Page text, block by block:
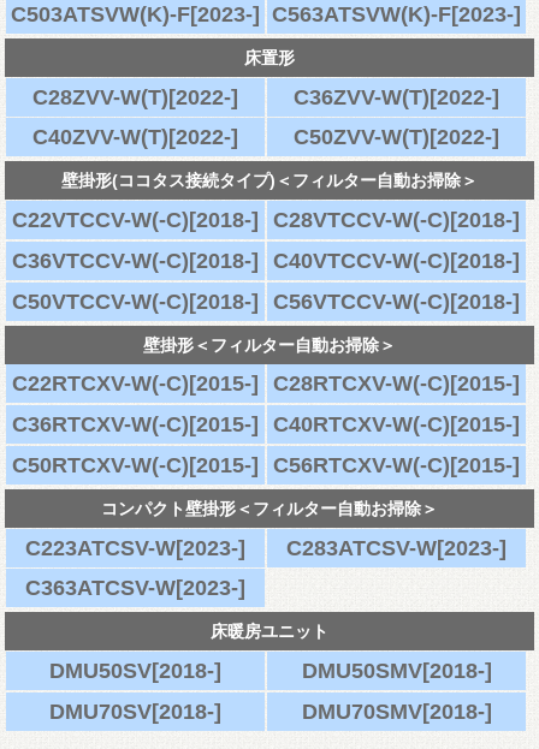
C503ATSVW(K)-F[2023-] C563ATSVW(K)-F[2023-]
床置形
C28ZVV-W(T)[2022-]
C36ZVV-W(T)[2022-]
C40ZVV-W(T)[2022-]
C50ZVV-W(T)[2022-]
壁掛形(ココタス接続タイプ)＜フィルター自動お掃除＞
C22VTCCV-W(-C)[2018-]
C28VTCCV-W(-C)[2018-]
C36VTCCV-W(-C)[2018-]
C40VTCCV-W(-C)[2018-]
C50VTCCV-W(-C)[2018-]
C56VTCCV-W(-C)[2018-]
壁掛形＜フィルター自動お掃除＞
C22RTCXV-W(-C)[2015-]
C28RTCXV-W(-C)[2015-]
C36RTCXV-W(-C)[2015-]
C40RTCXV-W(-C)[2015-]
C50RTCXV-W(-C)[2015-]
C56RTCXV-W(-C)[2015-]
コンパクト壁掛形＜フィルター自動お掃除＞
C223ATCSV-W[2023-]
C283ATCSV-W[2023-]
C363ATCSV-W[2023-]
床暖房ユニット
DMU50SV[2018-]
DMU50SMV[2018-]
DMU70SV[2018-]
DMU70SMV[2018-]